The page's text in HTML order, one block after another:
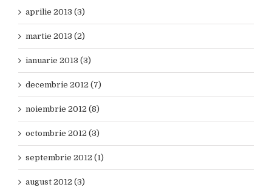
aprilie 2013 (3)
martie 2013 (2)
ianuarie 2013 (3)
decembrie 2012 (7)
noiembrie 2012 (8)
octombrie 2012 (3)
septembrie 2012 (1)
august 2012 (3)